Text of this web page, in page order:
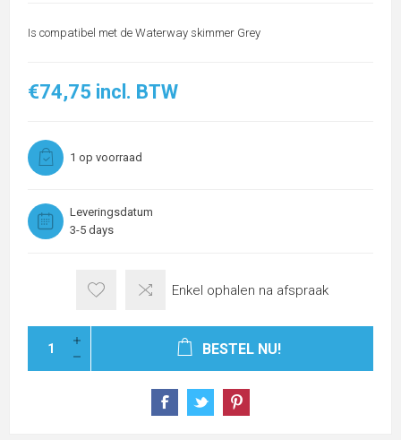
Is compatibel met de Waterway skimmer Grey
€74,75 incl. BTW
1 op voorraad
Leveringsdatum
3-5 days
Enkel ophalen na afspraak
BESTEL NU!